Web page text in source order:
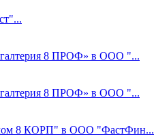
8 ПРОФ» в ООО "...
8 ПРОФ» в ООО "...
8 КОРП" в ООО "ФастФин...